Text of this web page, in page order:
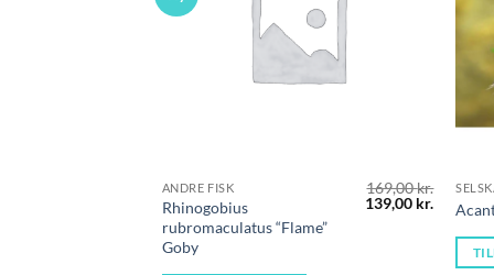
ANDRE FISK
Rhinogobius
rubromaculatus “Flame”
Goby
169,00kr.
Den
oprindelige
139,00 kr. Den
aktuelle
pris
139,00